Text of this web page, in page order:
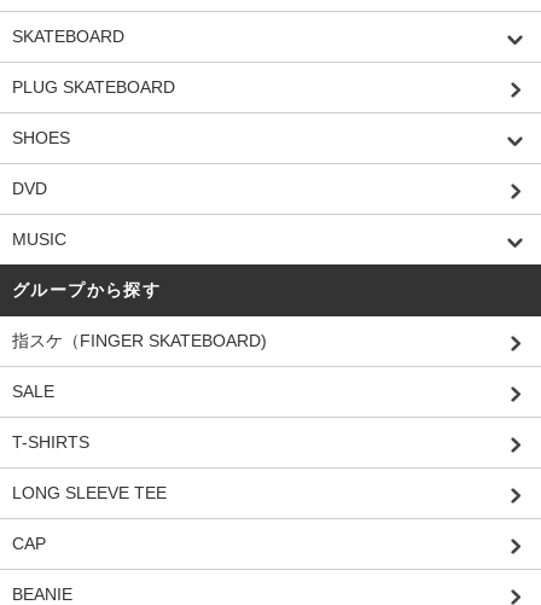
SKATEBOARD
PLUG SKATEBOARD
SHOES
DVD
MUSIC
グループから探す
指スケ（FINGER SKATEBOARD)
SALE
T-SHIRTS
LONG SLEEVE TEE
CAP
BEANIE